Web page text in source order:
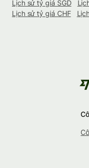
Lịch sử tỷ giá SGD
Lịch sử tỷ giá CHF